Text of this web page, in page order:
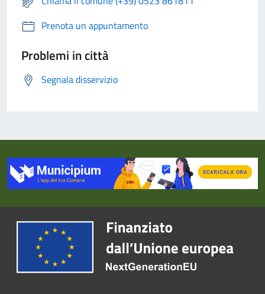
Prenota un appuntamento
Problemi in città
Segnala disservizio